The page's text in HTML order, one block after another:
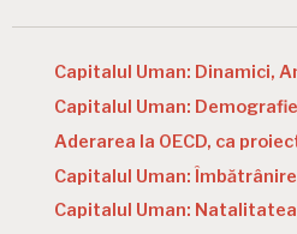
Capitalul Uman: Dinamici,
Capitalul Uman:
Aderarea la OECD, ca
Capitalul Uman:
Capitalul Uman: